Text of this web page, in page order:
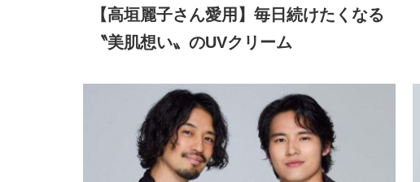
【高垣麗子さん愛用】毎日続けたくなる
〝美肌想い〟のUVクリーム